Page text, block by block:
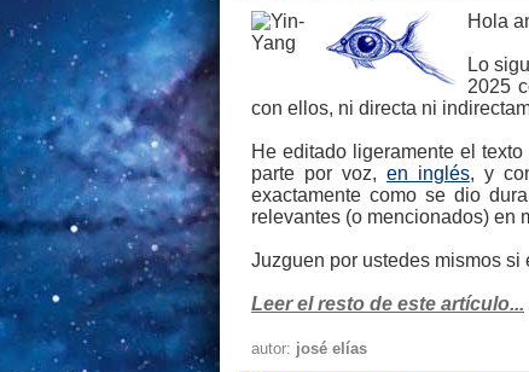
Hola
Lo
2025
con ellos, ni directa ni
He editado ligeramente el
parte por voz, en inglés, y
exactamente como se dio
relevantes (o mencionados) en
Juzguen por ustedes mismos
Leer el resto de este artículo...
autor: josé elías